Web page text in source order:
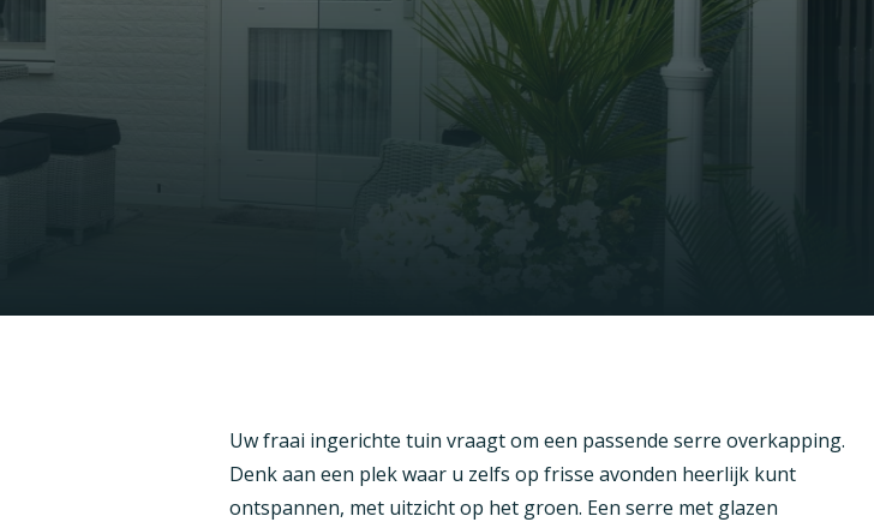
Uw fraai ingerichte tuin vraagt om een passende serre overkapping.
Denk aan een plek waar u zelfs op frisse avonden heerlijk kunt
ontspannen, met uitzicht op het groen. Een serre met glazen